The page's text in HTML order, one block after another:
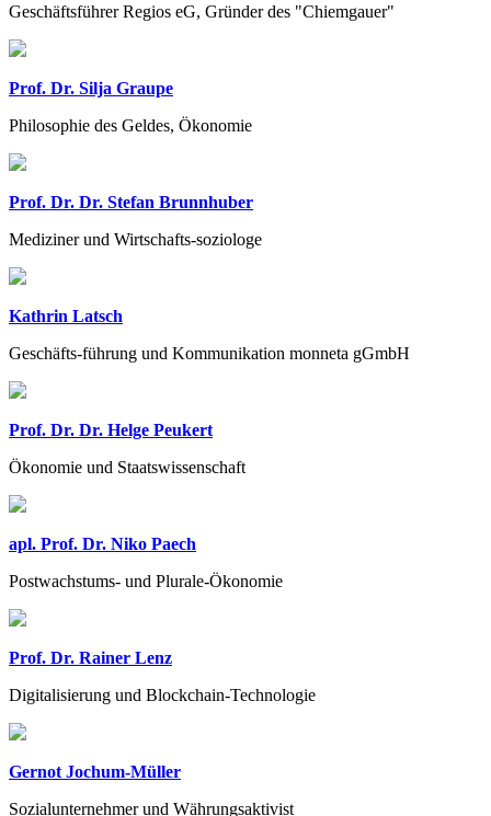
Geschäftsführer Regios eG, Gründer des "Chiemgauer"
Prof. Dr. Silja Graupe
Philosophie des Geldes, Ökonomie
Prof. Dr. Dr. Stefan Brunnhuber
Mediziner und Wirtschafts-soziologe
Kathrin Latsch
Geschäfts-führung und Kommunikation monneta gGmbH
Prof. Dr. Dr. Helge Peukert
Ökonomie und Staatswissenschaft
apl. Prof. Dr. Niko Paech
Postwachstums- und Plurale-Ökonomie
Prof. Dr. Rainer Lenz
Digitalisierung und Blockchain-Technologie
Gernot Jochum-Müller
Sozialunternehmer und Währungsaktivist